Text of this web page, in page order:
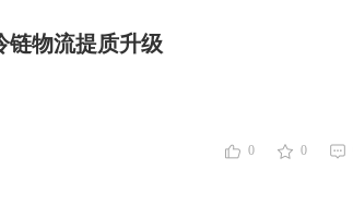
链物流提质升级
0 0